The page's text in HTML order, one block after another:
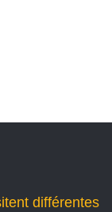
différentes